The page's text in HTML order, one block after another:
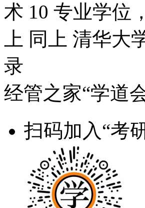
术 10 专业学位
上 同上 清华大
录
经管之家“学道
扫码加入“考